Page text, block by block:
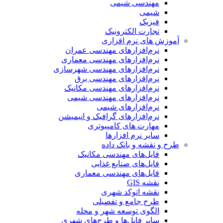
مهندسی شیمی
شیمی
فیزیک
تجارت الکترونیک
آموزش های نرم افزاری
نرم‌افزارهای مهندسی عمران
نرم‌افزارهای مهندسی معماری
نرم‌افزارهای مهندسی شهرسازی
نرم‌افزارهای مهندسی برق
نرم‌افزارهای مهندسی مکانیک
نرم‌افزارهای مهندسی شیمی
نرم‌افزارهای شیمی
نرم‌افزارهای گرافیک و انیمیشن
مهارت های کامپیوتری
سایر نرم افزارها
طرح و نقشه و بانک داده
فایل‌های مهندسی مکانیک
فایل‌های صنایع غذایی
فایل‌های مهندسی معماری
نقشه GIS
نقشه اتوکد شهری
طرح جامع و تفصیلی
الگوی توسعه شهر و محله
سایر فایل‌ها و طرح‌های شهری